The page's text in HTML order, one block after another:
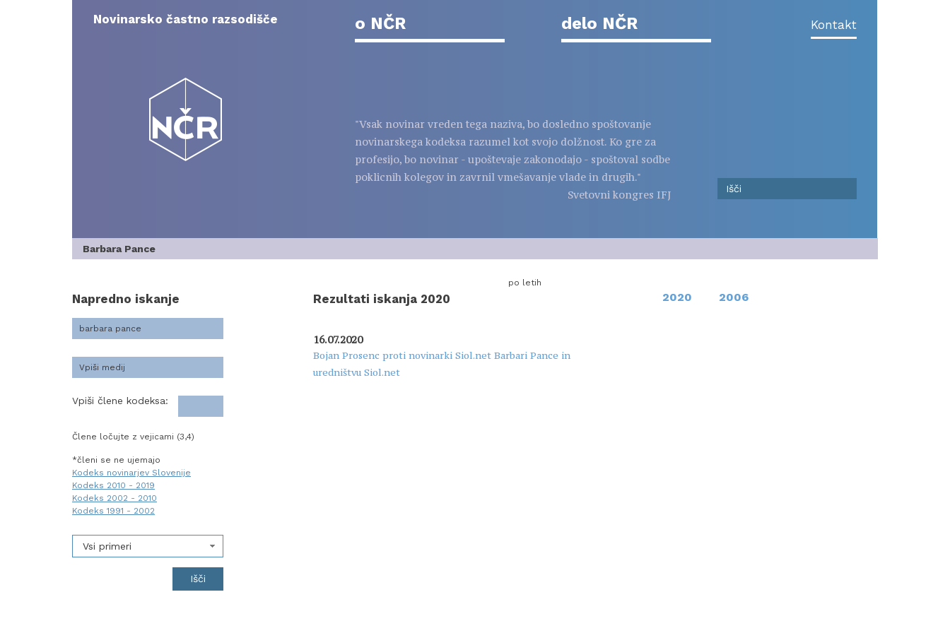
contentNovinarsko častno razsodišče o NČR delo NČR Kontakt
"Vsak novinar vreden tega naziva, bo dosledno spoštovanje
novinarskega kodeksa razumel kot svojo dolžnost. Ko gre za
profesijo, bo novinar - upoštevaje zakonodajo - spoštoval sodbe
poklicnih kolegov in zavrnil vmešavanje vlade in drugih."
Svetovni kongres IFJ
Barbara Pance
Napredno iskanje
Vpiši člene kodeksa:
Člene ločujte z vejicami (3,4)
*členi se ne ujemajo
Kodeks novinarjev Slovenije
Kodeks 2010 - 2019
Kodeks 2002 - 2010
Kodeks 1991 - 2002
Vsi primeri
Rezultati iskanja 2020
po letih
2020 2006
16.07.2020
Bojan Prosenc proti novinarki Siol.net Barbari Pance in
uredništvu Siol.net